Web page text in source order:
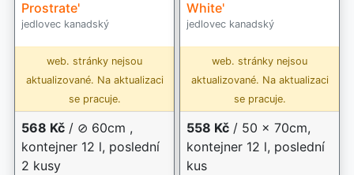
Prostrate'
jedlovec kanadský
web. stránky nejsou
aktualizované. Na aktualizaci
se pracuje.
568 Kč / ⊘ 60cm ,
kontejner 12 l, poslední
2 kusy
White'
jedlovec kanadský
web. stránky nejsou
aktualizované. Na aktualizaci
se pracuje.
558 Kč / 50 x 70cm,
kontejner 12 l, poslední
kus